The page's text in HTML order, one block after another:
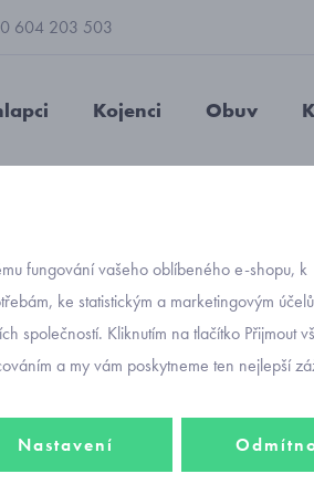
604 203 503
Kojenci Obuv
Objednávací
boty
1 870
fungování vašeho oblíbeného e-shopu, k
ke statistickým a marketingovým
společností. Kliknutím na tlačítko Přijmout
a my vám poskytneme ten nejlepší
Nastavení